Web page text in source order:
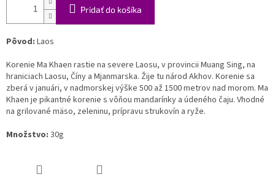
Pridať do košíka
Pôvod: Laos
Korenie Ma Khaen rastie na severe Laosu, v provincii Muang Sing, na
hraniciach Laosu, Číny a Mjanmarska. Žije tu národ Akhov. Korenie sa
zberá v januári, v nadmorskej výške 500 až 1500 metrov nad morom. Ma
Khaen je pikantné korenie s vôňou mandarínky a údeného čaju. Vhodné
na grilované mäso, zeleninu, prípravu strukovín a ryže.
Množstvo: 30g